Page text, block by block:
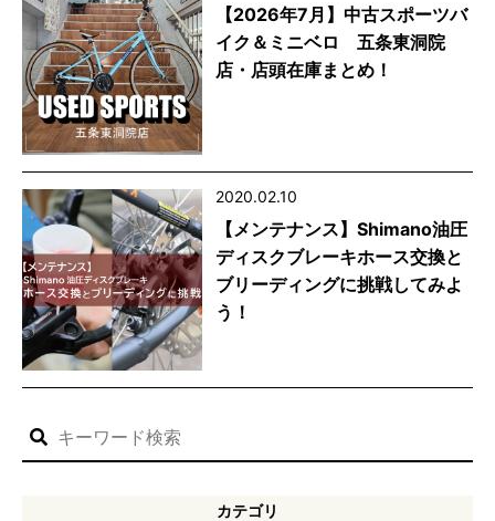
【2026年7月】中古スポーツバ
イク＆ミニベロ 五条東洞院
店・店頭在庫まとめ！
2020.02.10
【メンテナンス】Shimano油圧
ディスクブレーキホース交換と
ブリーディングに挑戦してみよ
う！
カテゴリ